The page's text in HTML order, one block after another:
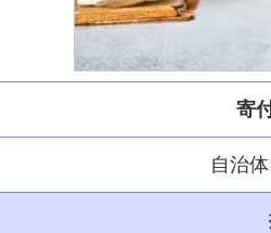
寄
自治